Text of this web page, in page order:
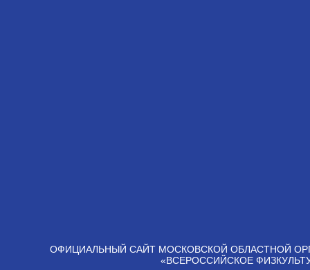
ОФИЦИАЛЬНЫЙ САЙТ МОСКОВСКОЙ ОБЛАСТНОЙ
«ВСЕРОССИЙСКОЕ